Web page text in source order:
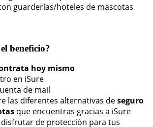
guarderías/hoteles de mascotas
beneficio?
hoy mismo
en iSure
de mail
las diferentes alternativas deseguro
que encuentras gracias a iSure
disfrutar de protección para tus